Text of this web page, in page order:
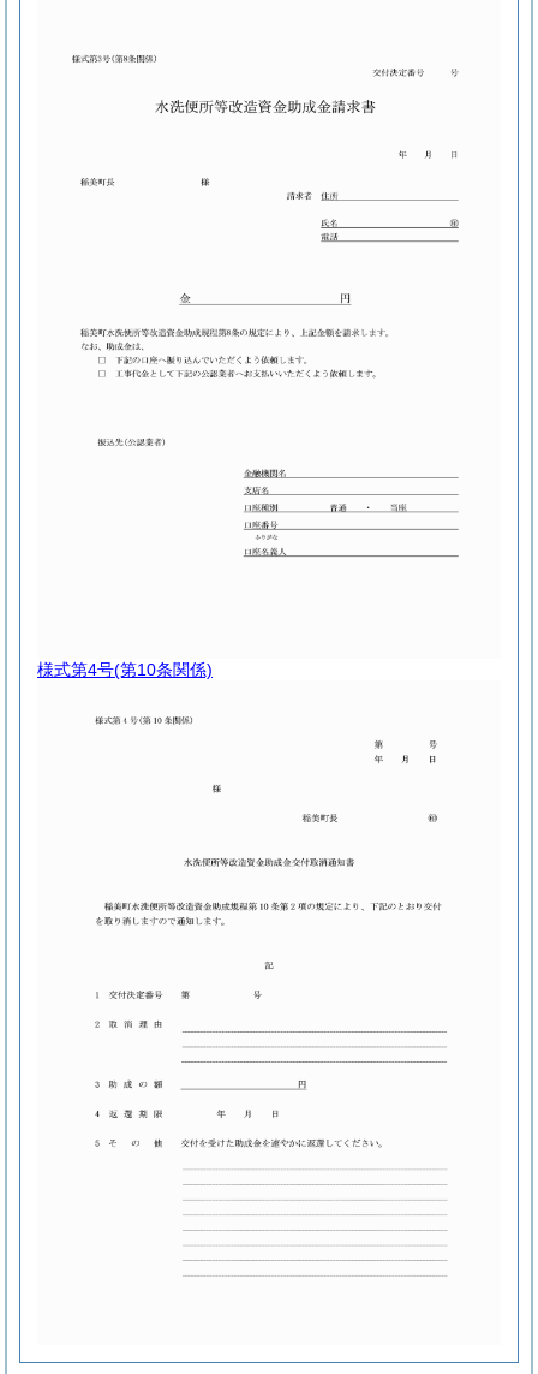
様式第4号(第10条関係)